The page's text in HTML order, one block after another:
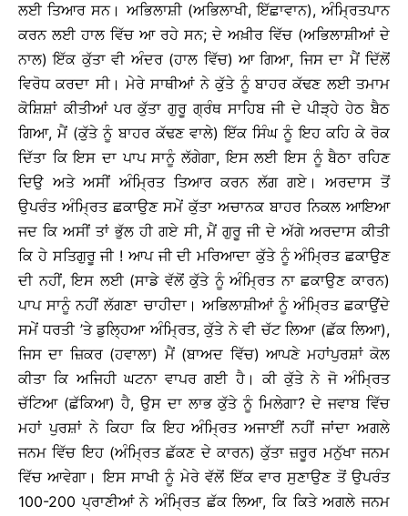
ਲਈ ਤਿਆਰ ਸਨ। ਅਭਿਲਾਸ਼ੀ (ਅਭਿਲਾਖੀ, ਇੱਛਾਵਾਨ), ਅੰਮ੍ਰਿਤਪਾਨ
ਕਰਨ ਲਈ ਹਾਲ ਵਿੱਚ ਆ ਰਹੇ ਸਨ; ਦੇ ਅਖ਼ੀਰ ਵਿੱਚ (ਅਭਿਲਾਸ਼ੀਆਂ ਦੇ
ਨਾਲ) ਇੱਕ ਕੁੱਤਾ ਵੀ ਅੰਦਰ (ਹਾਲ ਵਿੱਚ) ਆ ਗਿਆ, ਜਿਸ ਦਾ ਮੈਂ ਦਿੱਲੋਂ
ਵਿਰੋਧ ਕਰਦਾ ਸੀ। ਮੇਰੇ ਸਾਥੀਆਂ ਨੇ ਕੁੱਤੇ ਨੂੰ ਬਾਹਰ ਕੱਢਣ ਲਈ ਤਮਾਮ
ਕੋਸ਼ਿਸ਼ਾਂ ਕੀਤੀਆਂ ਪਰ ਕੁੱਤਾ ਗੁਰੂ ਗ੍ਰੰਥ ਸਾਹਿਬ ਜੀ ਦੇ ਪੀੜ੍ਹੇ ਹੇਠ ਬੈਠ
ਗਿਆ, ਮੈਂ (ਕੁੱਤੇ ਨੂੰ ਬਾਹਰ ਕੱਢਣ ਵਾਲੇ) ਇੱਕ ਸਿੰਘ ਨੂੰ ਇਹ ਕਹਿ ਕੇ ਰੋਕ
ਦਿੱਤਾ ਕਿ ਇਸ ਦਾ ਪਾਪ ਸਾਨੂੰ ਲੱਗੇਗਾ, ਇਸ ਲਈ ਇਸ ਨੂੰ ਬੈਠਾ ਰਹਿਣ
ਦਿਉ ਅਤੇ ਅਸੀਂ ਅੰਮ੍ਰਿਤ ਤਿਆਰ ਕਰਨ ਲੱਗ ਗਏ। ਅਰਦਾਸ ਤੋਂ
ਉਪਰੰਤ ਅੰਮ੍ਰਿਤ ਛਕਾਉਣ ਸਮੇਂ ਕੁੱਤਾ ਅਚਾਨਕ ਬਾਹਰ ਨਿਕਲ ਆਇਆ
ਜਦ ਕਿ ਅਸੀਂ ਤਾਂ ਭੁੱਲ ਹੀ ਗਏ ਸੀ, ਮੈਂ ਗੁਰੂ ਜੀ ਦੇ ਅੱਗੇ ਅਰਦਾਸ ਕੀਤੀ
ਕਿ ਹੇ ਸਤਿਗੁਰੂ ਜੀ ! ਆਪ ਜੀ ਦੀ ਮਰਿਆਦਾ ਕੁੱਤੇ ਨੂੰ ਅੰਮ੍ਰਿਤ ਛਕਾਉਣ
ਦੀ ਨਹੀਂ, ਇਸ ਲਈ (ਸਾਡੇ ਵੱਲੋਂ ਕੁੱਤੇ ਨੂੰ ਅੰਮ੍ਰਿਤ ਨਾ ਛਕਾਉਣ ਕਾਰਨ)
ਪਾਪ ਸਾਨੂੰ ਨਹੀਂ ਲੱਗਣਾ ਚਾਹੀਦਾ। ਅਭਿਲਾਸ਼ੀਆਂ ਨੂੰ ਅੰਮ੍ਰਿਤ ਛਕਾਉਂਦੇ
ਸਮੇਂ ਧਰਤੀ ’ਤੇ ਡੁਲ੍ਹਿਆ ਅੰਮ੍ਰਿਤ, ਕੁੱਤੇ ਨੇ ਵੀ ਚੱਟ ਲਿਆ (ਛੱਕ ਲਿਆ),
ਜਿਸ ਦਾ ਜ਼ਿਕਰ (ਹਵਾਲਾ) ਮੈਂ (ਬਾਅਦ ਵਿੱਚ) ਆਪਣੇ ਮਹਾਂਪੁਰਸ਼ਾਂ ਕੋਲ
ਕੀਤਾ ਕਿ ਅਜਿਹੀ ਘਟਨਾ ਵਾਪਰ ਗਈ ਹੈ। ਕੀ ਕੁੱਤੇ ਨੇ ਜੋ ਅੰਮ੍ਰਿਤ
ਚੱਟਿਆ (ਛੱਕਿਆ) ਹੈ, ਉਸ ਦਾ ਲਾਭ ਕੁੱਤੇ ਨੂੰ ਮਿਲੇਗਾ? ਦੇ ਜਵਾਬ ਵਿੱਚ
ਮਹਾਂ ਪੁਰਸ਼ਾਂ ਨੇ ਕਿਹਾ ਕਿ ਇਹ ਅੰਮ੍ਰਿਤ ਅਜਾਈਂ ਨਹੀਂ ਜਾਂਦਾ ਅਗਲੇ
ਜਨਮ ਵਿੱਚ ਇਹ (ਅੰਮ੍ਰਿਤ ਛੱਕਣ ਦੇ ਕਾਰਨ) ਕੁੱਤਾ ਜ਼ਰੂਰ ਮਨੁੱਖਾ ਜਨਮ
ਵਿੱਚ ਆਵੇਗਾ। ਇਸ ਸਾਖੀ ਨੂੰ ਮੇਰੇ ਵੱਲੋਂ ਇੱਕ ਵਾਰ ਸੁਣਾਉਣ ਤੋਂ ਉਪਰੰਤ
100-200 ਪ੍ਰਾਣੀਆਂ ਨੇ ਅੰਮ੍ਰਿਤ ਛੱਕ ਲਿਆ, ਕਿ ਕਿਤੇ ਅਗਲੇ ਜਨਮ